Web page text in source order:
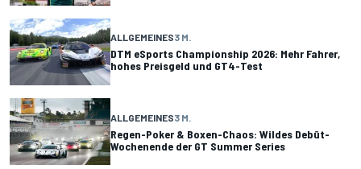
ALLGEMEINES3 M.
DTM eSports Championship 2026: Mehr Fahrer,
hohes Preisgeld und GT4-Test
ALLGEMEINES3 M.
Regen-Poker & Boxen-Chaos: Wildes Debüt-
Wochenende der GT Summer Series